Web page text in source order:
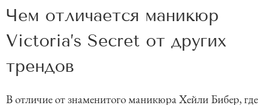
Чем отличается маникюр
Victoria’s Secret от других
трендов
В отличие от знаменитого маникюра Хейли Бибер, где